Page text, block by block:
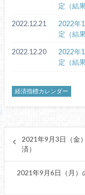
定（結
2022.12.21
2022年
定（結
2022.12.20
2022年
定（結
経済指標カレンダー
2021年9月3日（金
済）
2021年9月6日（月）